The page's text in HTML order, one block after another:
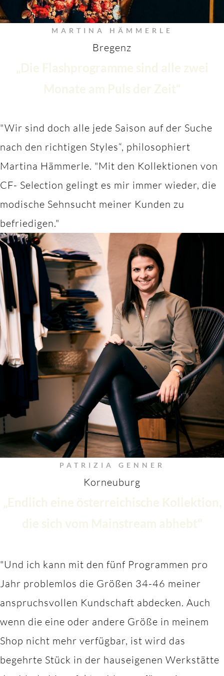
MARTINA HÄMMERLE
Bregenz
„Die Flashprogramme sind alle zwei
Monate am Puls der Zeit“
"Wir sind doch alle jede Saison auf der Suche
nach den richtigen Styles“, philosophiert
Martina Hämmerle. "Mit den Kollektionen von
CF- Selection gelingt es mir immer wieder, die
modische Sehnsucht meiner Kunden zu
befriedigen."
PATRIZIA GENNER
Korneuburg
„Endlich eine österreichische Kollektion,
die sich vom Mainstream abhebt"
"Und ich kann mit den fünf Programmen pro
Jahr problemlos die Größen 34-46 meiner
anspruchsvollen Kundschaft abdecken. Auch
wenn die eine oder andere Größe in meinem
Shop nicht mehr verfügbar, ist wird das
begehrte Stück in der hauseigenen Werkstätte